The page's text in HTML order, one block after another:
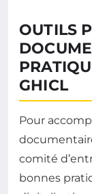
OUTILS
GHICL
Pour
comité
bonnes